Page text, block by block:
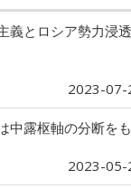
義とロシア勢力浸
2023-07-
中露枢軸の分断を
2023-05-